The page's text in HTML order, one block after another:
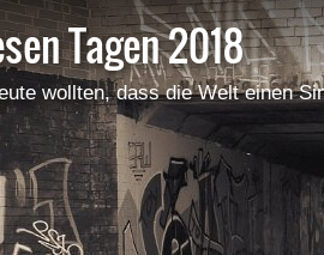
Tagen 2018
wollten, dass die Welt einen